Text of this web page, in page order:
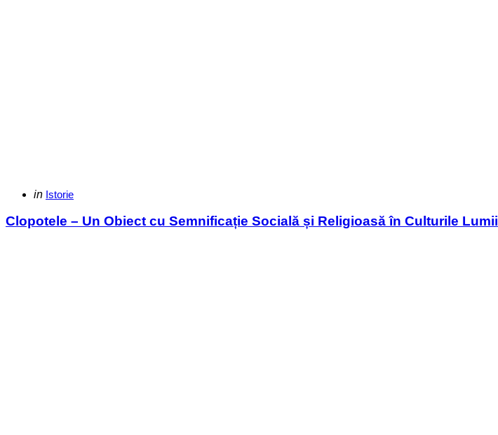
Categories
Posted
in Istorie
Clopotele – Un Obiect cu Semnificație Socială și Religioasă în Culturile Lumii